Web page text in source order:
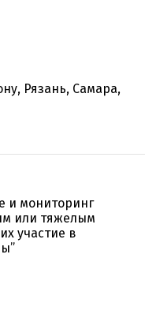
Рязань, Самара,
и мониторинг
или тяжелым
участие в